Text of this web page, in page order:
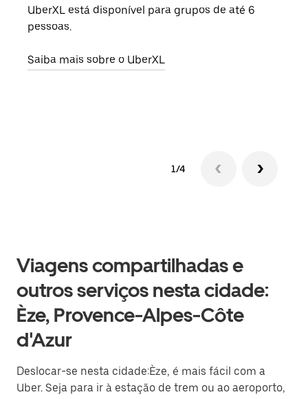
UberXL está disponível para grupos de até 6
pessoas.
Saiba mais sobre o UberXL
1/4
Viagens compartilhadas e
outros serviços nesta cidade:
Èze, Provence-Alpes-Côte
d'Azur
Deslocar-se nesta cidade:Èze, é mais fácil com a
Uber. Seja para ir à estação de trem ou ao aeroporto,